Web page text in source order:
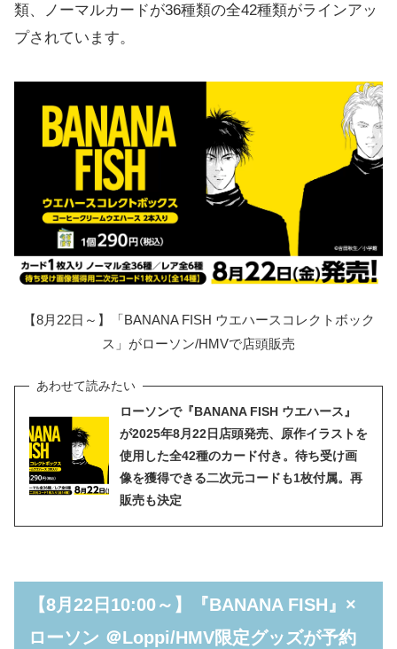
類、ノーマルカードが36種類の全42種類がラインアッ
プされています。
【8月22日～】「BANANA FISH ウエハースコレクトボック
ス」がローソン/HMVで店頭販売
ローソンで『BANANA FISH ウエハース』
が2025年8月22日店頭発売、原作イラストを
使用した全42種のカード付き。待ち受け画
像を獲得できる二次元コードも1枚付属。再
販売も決定
【8月22日10:00～】『BANANA FISH』×
ローソン ＠Loppi/HMV限定グッズが予約